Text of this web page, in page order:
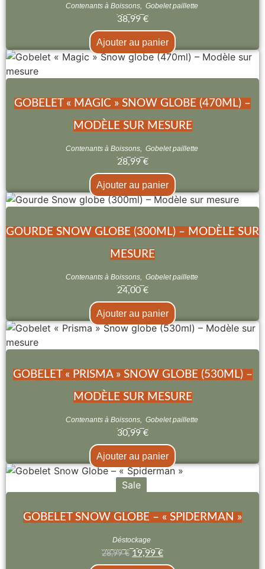
Contenants à Boissons, Gobelet paillette
38,99 €
Ajouter au panier
GOBELET « MAGIC » SNOW GLOBE (470ML) –
MODÈLE SUR MESURE
Contenants à Boissons, Gobelet paillette
28,99 €
Ajouter au panier
GOURDE SNOW GLOBE (300ML) – MODÈLE SUR
MESURE
Contenants à Boissons, Gobelet paillette
24,00 €
Ajouter au panier
GOBELET « PRISMA » SNOW GLOBE (530ML) –
MODÈLE SUR MESURE
Contenants à Boissons, Gobelet paillette
30,99 €
Ajouter au panier
Sale
GOBELET SNOW GLOBE – « SPIDERMAN »
Déstockage
28,99€ 19,99 €